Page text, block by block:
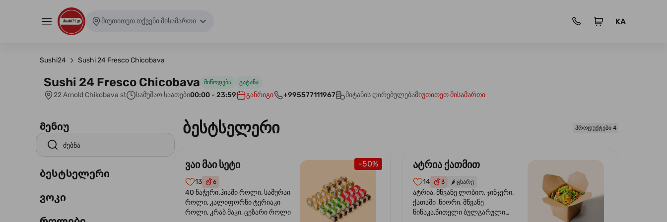
მიუთითეთ თქვენი მისამართი KA
Sushi24 Sushi 24 Fresco Chicobava
Sushi 24 Fresco Chicobava მიწოდება გატანა
22 Arnold Chikobava st სამუშაო საათები00:00 - 23:59 განრიგი +995577111967 მიტანის ღირებულებამიუთითეთ მისამართი
მენიუ
ბესტსელერი
ვოკი
ბესტსელერი პროდუქტები 4
-50%
ვაი მაი სეტი
13 6
40 ნაჭერი.ჰიაში როლი, სამურაი
როლი, კალიფორნი ტერიაკი
როლი, კრაბ მაკი, ცეზარი როლი
ატრია ქათმით
14 3 🌶️ ცხარე
ატრია, მწვანე ლობიო, ჯინჯერი,
ქათამი ,ნიორი, მწვანე
წიწაკა,წითელი ბულგარული